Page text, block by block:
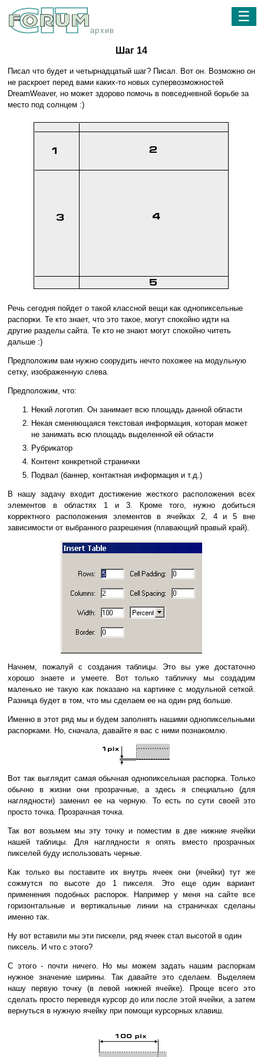
архив
☰
Шаг 14
Писал что будет и четырнадцатый шаг? Писал. Вот он. Возможно он
не раскроет перед вами каких-то новых супервозможностей
DreamWeaver, но может здорово помочь в повседневной борьбе за
место под солнцем :)
Речь сегодня пойдет о такой классной вещи как однопиксельные
распорки. Те кто знает, что это такое, могут спокойно идти на
другие разделы сайта. Те кто не знают могут спокойно читеть
дальше :)
Предположим вам нужно соорудить нечто похожее на модульную
сетку, изображенную слева.
Предположим, что:
Некий логотип. Он занимает всю площадь данной области
Некая сменяющаяся текстовая информация, которая может
не занимать всю площадь выделенной ей области
Рубрикатор
Контент конкретной странички
Подвал (баннер, контактная информация и т.д.)
В нашу задачу входит достижение жесткого расположения всех
элементов в областях 1 и 3. Кроме того, нужно добиться
корректного расположения элементов в ячейках 2, 4 и 5 вне
зависимости от выбранного разрешения (плавающий правый край).
Начнем, пожалуй с создания таблицы. Это вы уже достаточно
хорошо знаете и умеете. Вот только табличку мы создадим
маленько не такую как показано на картинке с модульной сеткой.
Разница будет в том, что мы сделаем ее на один ряд больше.
Именно в этот ряд мы и будем заполнять нашими однопиксельными
распорками. Но, сначала, давайте я вас с ними познакомлю.
Вот так выглядит самая обычная однопиксельная распорка. Только
обычно в жизни они прозрачные, а здесь я специально (для
наглядности) заменил ее на черную. То есть по сути своей это
просто точка. Прозрачная точка.
Так вот возьмем мы эту точку и поместим в две нижние ячейки
нашей таблицы. Для наглядности я опять вместо прозрачных
пикселей буду использовать черные.
Как только вы поставите их внутрь ячеек они (ячейки) тут же
сожмутся по высоте до 1 пикселя. Это еще один вариант
применения подобных распорок. Например у меня на сайте все
горизонтальные и вертикальные линии на страничках сделаны
именно так.
Ну вот вставили мы эти пискели, ряд ячеек стал высотой в один
пиксель. И что с этого?
С этого - почти ничего. Но мы можем задать нашим распоркам
нужное значение ширины. Так давайте это сделаем. Выделяем
нашу первую точку (в левой нижней ячейке). Проще всего это
сделать просто переведя курсор до или после этой ячейки, а затем
вернуться в нужную ячейку при помощи курсорных клавиш.